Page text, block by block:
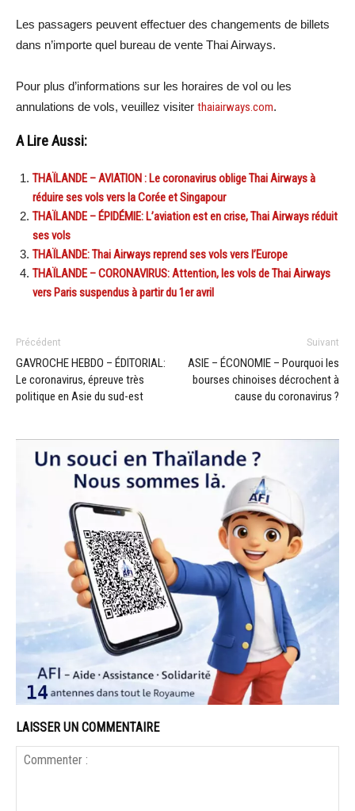
Les passagers peuvent effectuer des changements de billets
dans n’importe quel bureau de vente Thai Airways.
Pour plus d’informations sur les horaires de vol ou les
annulations de vols, veuillez visiter thaiairways.com.
A Lire Aussi:
THAÏLANDE – AVIATION : Le coronavirus oblige Thai Airways à
réduire ses vols vers la Corée et Singapour
THAÏLANDE – ÉPIDÉMIE: L’aviation est en crise, Thai Airways réduit
ses vols
THAÏLANDE: Thai Airways reprend ses vols vers l’Europe
THAÏLANDE – CORONAVIRUS: Attention, les vols de Thai Airways
vers Paris suspendus à partir du 1er avril
Précédent
GAVROCHE HEBDO – ÉDITORIAL:
Le coronavirus, épreuve très
politique en Asie du sud-est
Suivant
ASIE – ÉCONOMIE – Pourquoi les
bourses chinoises décrochent à
cause du coronavirus ?
LAISSER UN COMMENTAIRE